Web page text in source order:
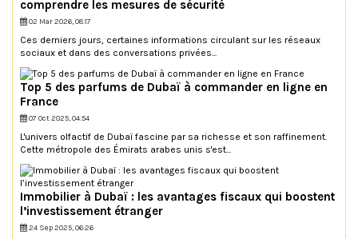
comprendre les mesures de sécurité
02 Mar 2026, 08:17
Ces derniers jours, certaines informations circulant sur les réseaux
sociaux et dans des conversations privées...
Top 5 des parfums de Dubaï à commander en ligne en
France
07 Oct 2025, 04:54
L'univers olfactif de Dubaï fascine par sa richesse et son raffinement.
Cette métropole des Émirats arabes unis s'est...
Immobilier à Dubaï : les avantages fiscaux qui boostent
l’investissement étranger
24 Sep 2025, 06:26